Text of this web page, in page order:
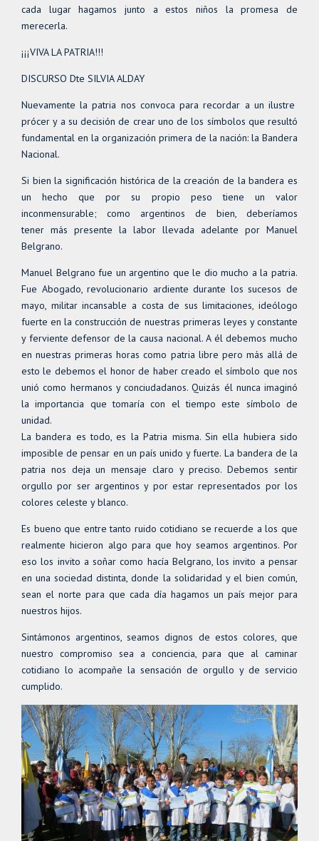
cada lugar hagamos junto a estos niños la promesa de
merecerla.
¡¡¡VIVA LA PATRIA!!!
DISCURSO Dte SILVIA ALDAY
Nuevamente la patria nos convoca para recordar a un ilustre
prócer y a su decisión de crear uno de los símbolos que resultó
fundamental en la organización primera de la nación: la Bandera
Nacional.
Si bien la significación histórica de la creación de la bandera es
un hecho que por su propio peso tiene un valor
inconmensurable; como argentinos de bien, deberíamos
tener más presente la labor llevada adelante por Manuel
Belgrano.
Manuel Belgrano fue un argentino que le dio mucho a la patria.
Fue Abogado, revolucionario ardiente durante los sucesos de
mayo, militar incansable a costa de sus limitaciones, ideólogo
fuerte en la construcción de nuestras primeras leyes y constante
y ferviente defensor de la causa nacional. A él debemos mucho
en nuestras primeras horas como patria libre pero más allá de
esto le debemos el honor de haber creado el símbolo que nos
unió como hermanos y conciudadanos. Quizás él nunca imaginó
la importancia que tomaría con el tiempo este símbolo de
unidad.
La bandera es todo, es la Patria misma. Sin ella hubiera sido
imposible de pensar en un país unido y fuerte. La bandera de la
patria nos deja un mensaje claro y preciso. Debemos sentir
orgullo por ser argentinos y por estar representados por los
colores celeste y blanco.
Es bueno que entre tanto ruido cotidiano se recuerde a los que
realmente hicieron algo para que hoy seamos argentinos. Por
eso los invito a soñar como hacía Belgrano, los invito a pensar
en una sociedad distinta, donde la solidaridad y el bien común,
sean el norte para que cada día hagamos un país mejor para
nuestros hijos.
Sintámonos argentinos, seamos dignos de estos colores, que
nuestro compromiso sea a conciencia, para que al caminar
cotidiano lo acompañe la sensación de orgullo y de servicio
cumplido.